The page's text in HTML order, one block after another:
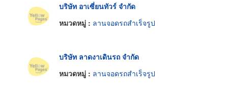
บริษัท อาเซี่ยนทัวร์ จำกัด
หมวดหมู่ : ลานจอดรถสำเร็จรูป
บริษัท ลาดงาเดินรถ จำกัด
หมวดหมู่ : ลานจอดรถสำเร็จรูป